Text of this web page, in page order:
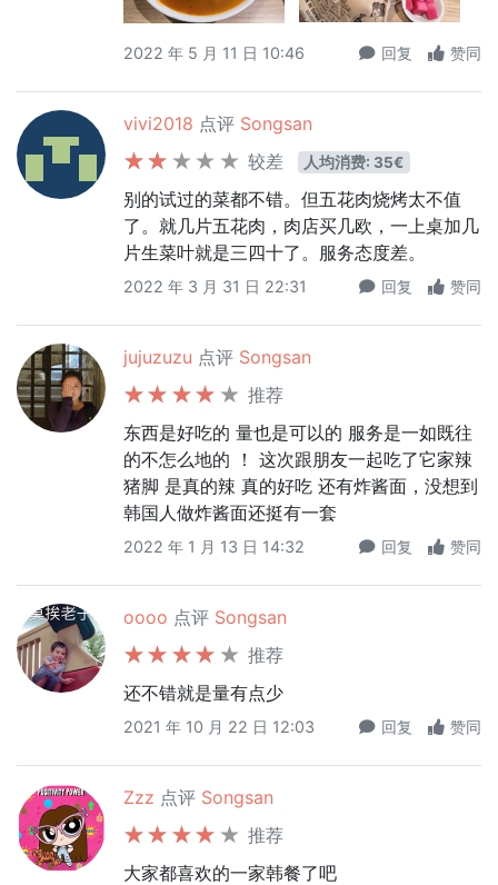
2022 年 5 月 11 日 10:46 回复 赞同
vivi2018 点评 Songsan
较差
人均消费: 35€
别的试过的菜都不错。但五花肉烧烤太不值
了。就几片五花肉，肉店买几欧，一上桌加几
片生菜叶就是三四十了。服务态度差。
2022 年 3 月 31 日 22:31 回复 赞同
jujuzuzu 点评 Songsan
推荐
东西是好吃的 量也是可以的 服务是一如既往
的不怎么地的 ！ 这次跟朋友一起吃了它家辣
猪脚 是真的辣 真的好吃 还有炸酱面，没想到
韩国人做炸酱面还挺有一套
2022 年 1 月 13 日 14:32 回复 赞同
oooo 点评 Songsan
推荐
还不错就是量有点少
2021 年 10 月 22 日 12:03 回复 赞同
Zzz 点评 Songsan
推荐
大家都喜欢的一家韩餐了吧